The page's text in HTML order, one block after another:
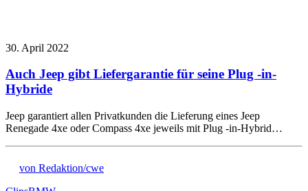
30. April 2022
Auch Jeep gibt Liefergarantie für seine Plug -in-
Hybride
Jeep garantiert allen Privatkunden die Lieferung eines Jeep
Renegade 4xe oder Compass 4xe jeweils mit Plug -in-Hybrid…
von Redaktion/cwe